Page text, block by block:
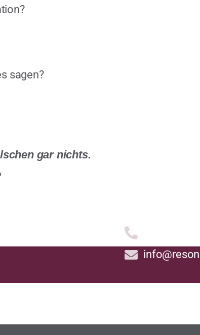
sagen?
gar nichts.